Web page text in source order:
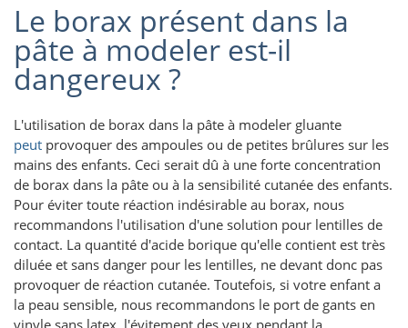
Le borax présent dans la
pâte à modeler est-il
dangereux ?
L'utilisation de borax dans la pâte à modeler gluante
peut provoquer des ampoules ou de petites brûlures sur les
mains des enfants. Ceci serait dû à une forte concentration
de borax dans la pâte ou à la sensibilité cutanée des enfants.
Pour éviter toute réaction indésirable au borax, nous
recommandons l'utilisation d'une solution pour lentilles de
contact. La quantité d'acide borique qu'elle contient est très
diluée et sans danger pour les lentilles, ne devant donc pas
provoquer de réaction cutanée. Toutefois, si votre enfant a
la peau sensible, nous recommandons le port de gants en
vinyle sans latex, l'évitement des yeux pendant la